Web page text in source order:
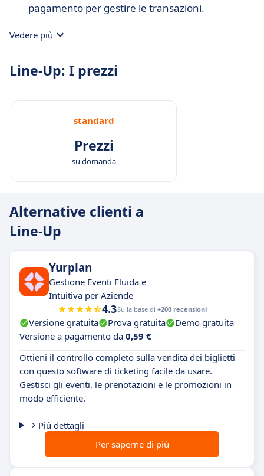
pagamento per gestire le transazioni.
Vedere più
Line-Up: I prezzi
standard
Prezzi
su domanda
Alternative clienti a
Line-Up
Yurplan
Gestione Eventi Fluida e
Intuitiva per Aziende
4.3Sulla base di +200 recensioni
Versione gratuita Prova gratuita
Demo gratuita
Versione a pagamento da 0,59 €
Ottieni il controllo completo sulla vendita dei biglietti
con questo software di ticketing facile da usare.
Gestisci gli eventi, le prenotazioni e le promozioni in
modo efficiente.
Più dettagli
Per saperne di più